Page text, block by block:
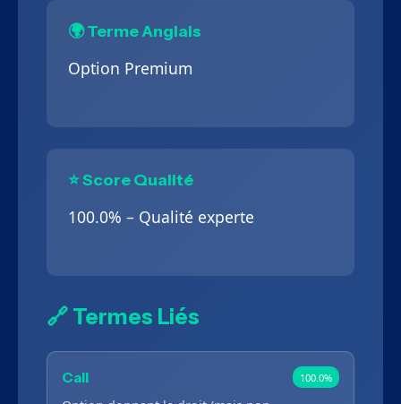
🌍 Terme Anglais
Option Premium
⭐ Score Qualité
100.0% – Qualité experte
🔗 Termes Liés
Call 100.0%